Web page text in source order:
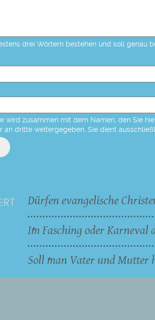
drei Wörtern bestehen und soll genau
wird zusammen mit dem Namen, den Sie
dritte weitergegeben. Sie dient
Dürfen evangelische
Im Fasching oder Karneval
Soll man Vater und Mutter